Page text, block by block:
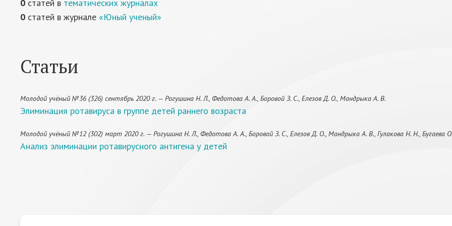
0 статей в тематических журналах
0 статей в журнале «Юный ученый»
Статьи
Молодой учёный №36 (326) сентябрь 2020 г. — Рогушина Н. Л., Федотова А. А., Боровой З. С., Елезов Д. О., Мандрыка А. В.
Элиминация ротавируса в группе детей раннего возраста
Молодой учёный №12 (302) март 2020 г. — Рогушина Н. Л., Федотова А. А., Боровой З. С., Елезов Д. О., Мандрыка А. В., Гулакова Н. Н., Бугаева
Анализ элиминации ротавирусного антигена у детей